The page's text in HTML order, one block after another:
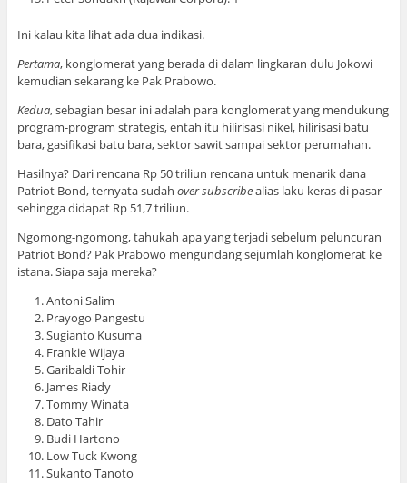
Ini kalau kita lihat ada dua indikasi.
Pertama, konglomerat yang berada di dalam lingkaran dulu Jokowi
kemudian sekarang ke Pak Prabowo.
Kedua, sebagian besar ini adalah para konglomerat yang mendukung
program-program strategis, entah itu hilirisasi nikel, hilirisasi batu
bara, gasifikasi batu bara, sektor sawit sampai sektor perumahan.
Hasilnya? Dari rencana Rp 50 triliun rencana untuk menarik dana
Patriot Bond, ternyata sudah over subscribealias laku keras di pasar
sehingga didapat Rp 51,7 triliun.
Ngomong-ngomong, tahukah apa yang terjadi sebelum peluncuran
Patriot Bond? Pak Prabowo mengundang sejumlah konglomerat ke
istana. Siapa saja mereka?
Antoni Salim
Prayogo Pangestu
Sugianto Kusuma
Frankie Wijaya
Garibaldi Tohir
James Riady
Tommy Winata
Dato Tahir
Budi Hartono
Low Tuck Kwong
Sukanto Tanoto